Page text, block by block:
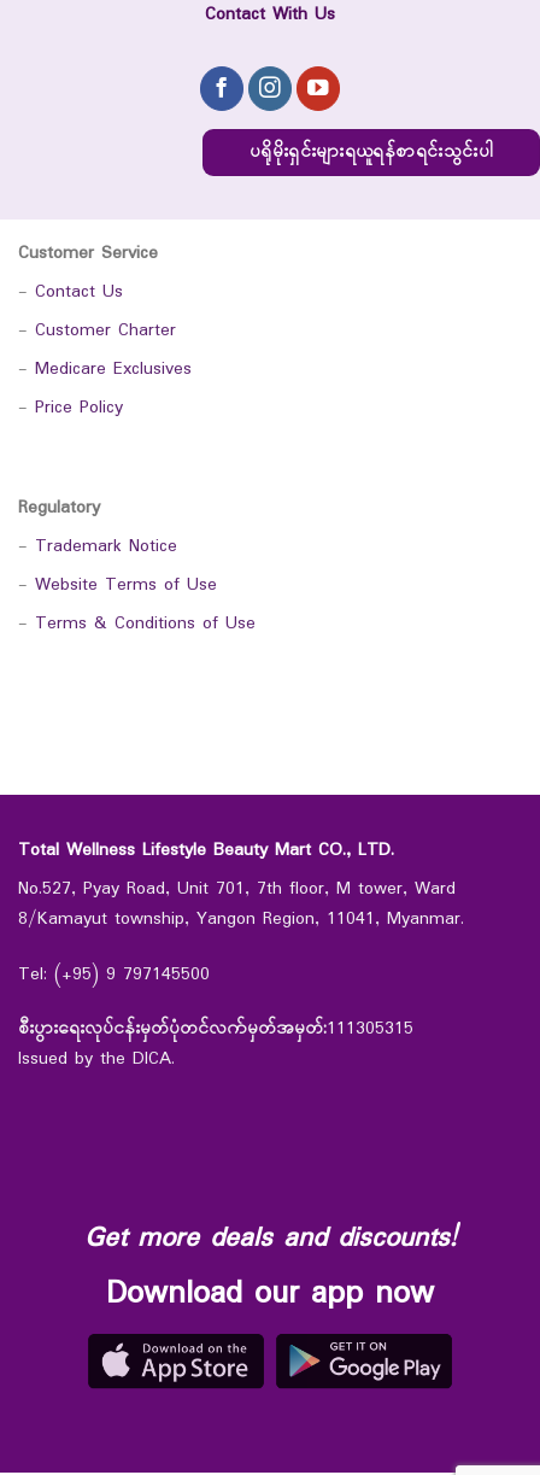
Contact With Us
ပရိုမိုးရှင်းများရယူရန်စာရင်းသွင်းပါ
Customer Service
- Contact Us
- Customer Charter
- Medicare Exclusives
- Price Policy
Regulatory
- Trademark Notice
- Website Terms of Use
- Terms & Conditions of Use
Total Wellness Lifestyle Beauty Mart CO., LTD.
No.527, Pyay Road, Unit 701, 7th floor, M tower, Ward
8/Kamayut township, Yangon Region, 11041, Myanmar.
Tel: (+95) 9 797145500
စီးပွားရေးလုပ်ငန်းမှတ်ပုံတင်လက်မှတ်အမှတ်:111305315
Issued by the DICA.
Get more deals and discounts!
Download our app now